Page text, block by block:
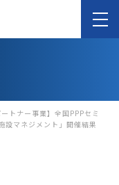
ートナー事業】全国PPPセミ
設マネジメント」開催結果